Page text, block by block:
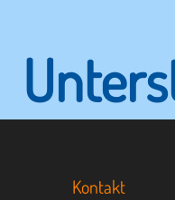
Sie
Kontakt